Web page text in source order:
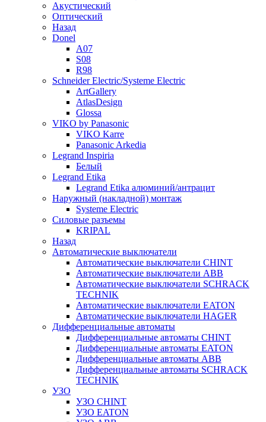
Акустический
Оптический
Назад
Donel
A07
S08
R98
Schneider Electric/Systeme Electric
ArtGallery
AtlasDesign
Glossa
VIKO by Panasonic
VIKO Karre
Panasonic Arkedia
Legrand Inspiria
Белый
Legrand Etika
Legrand Etika алюминий/антрацит
Наружный (накладной) монтаж
Systeme Electric
Силовые разъемы
KRIPAL
Назад
Автоматические выключатели
Автоматические выключатели CHINT
Автоматические выключатели ABB
Автоматические выключатели SCHRACK
TECHNIK
Автоматические выключатели EATON
Автоматические выключатели HAGER
Дифференциальные автоматы
Дифференциальные автоматы CHINT
Дифференциальные автоматы EATON
Дифференциальные автоматы ABB
Дифференциальные автоматы SCHRACK
TECHNIK
УЗО
УЗО CHINT
УЗО EATON